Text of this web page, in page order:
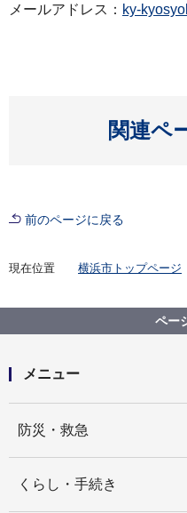
メールアドレス： ky-
関連ペ
前のページに戻る
現在位置 横浜市トップページ
新しい教員採用試
験免除区分拡大
ペー
メニュー
防災・救急
くらし・手続き